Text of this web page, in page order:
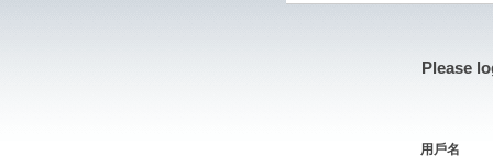
Please
用戶名